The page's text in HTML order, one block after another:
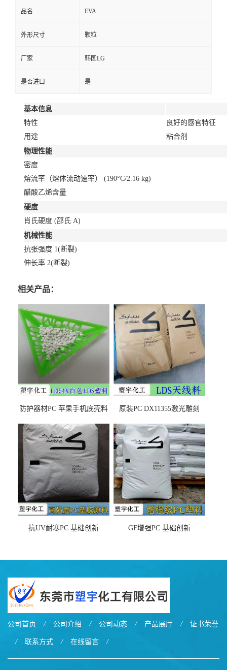
品名 EVA
外形尺寸 颗粒
厂家 韩国LG
是否进口 是
基本信息
特性
良好的感官特征
用途
粘合剂
物理性能
密度
熔流率（熔体流动速率） (190°C/2.16 kg)
醋酸乙烯含量
硬度
肖氏硬度 (邵氏 A)
机械性能
抗张强度 1(断裂)
伸长率 2(断裂)
相关产品：
防护器材PC 苹果手机底壳料
之忧
原装PC DX11355激光雕刻
抗UV耐寒PC 基础创新
GF增强PC 基础创新
公司首页 / 公司介绍 / 公司动态 / 产品展厅 / 证书荣誉
/ 联系方式 / 在线留言 /